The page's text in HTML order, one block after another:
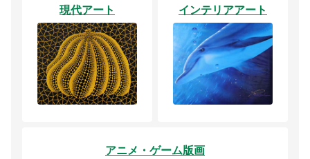
現代アート インテリアアート
アニメ・ゲーム版画